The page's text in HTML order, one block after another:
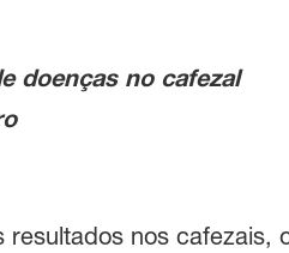
doenças no cafezal
nos cafezais,